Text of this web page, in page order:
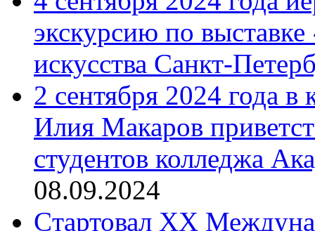
экскурсию по
искусства Санкт-
2 сентября 2024 года
Илия Макаров
студентов колледжа
08.09.2024
Cтартовал XX